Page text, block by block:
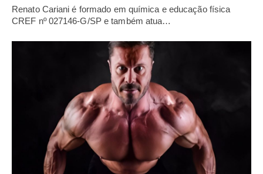
Renato Cariani é formado em química e educação física
CREF nº 027146-G/SP e também atua…